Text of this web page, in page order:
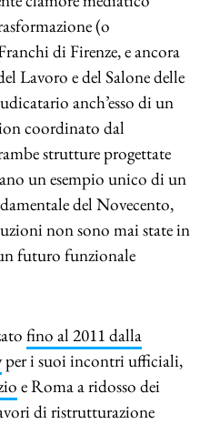
(o
di Firenze, e ancora
Lavoro e del Salone delle
anch’esso di un
coordinato dal
strutture progettate
un esempio unico di un
del Novecento,
non sono mai state in
futuro funzionale
fino al 2011 dalla
per i suoi incontri ufficiali,
e Roma a ridosso dei
di ristrutturazione